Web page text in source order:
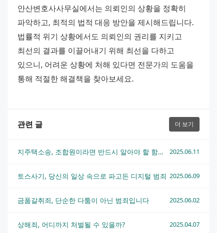
안산변호사사무실에서는 의뢰인의 상황을 정확히
파악하고, 최적의 법적 대응 방안을 제시해드립니다.
법률적 위기 상황에서도 의뢰인의 권리를 지키고
최선의 결과를 이끌어내기 위해 최선을 다하고
있으니, 어려운 상황에 처해 있다면 전문가의 도움을
통해 적절한 해결책을 찾아보세요.
관련 글 더 보기
지주택소송, 조합원이라면 반드시 알아야 할 함정과 대응법 2025.06.11
토스사기, 당신의 일상 속으로 파고든 디지털 범죄 2025.06.09
금품갈취죄, 단순한 다툼이 아닌 범죄입니다 2025.06.02
상해죄, 어디까지 처벌될 수 있을까? 2025.04.07